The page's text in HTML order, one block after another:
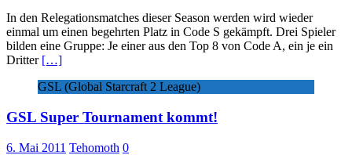
In den Relegationsmatches dieser Season werden wird wieder
einmal um einen begehrten Platz in Code S gekämpft. Drei Spieler
bilden eine Gruppe: Je einer aus den Top 8 von Code A, ein je ein
Dritter […]
GSL (Global Starcraft 2 League)
GSL Super Tournament kommt!
6. Mai 2011 Tehomoth 0